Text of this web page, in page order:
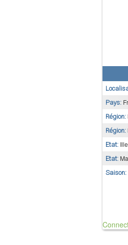
Pays:
Région:
Région:
Etat:
Etat:
Saison: